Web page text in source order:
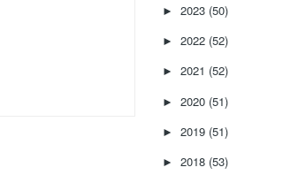
► 2023 (50)
► 2022 (52)
► 2021 (52)
► 2020 (51)
► 2019 (51)
► 2018 (53)